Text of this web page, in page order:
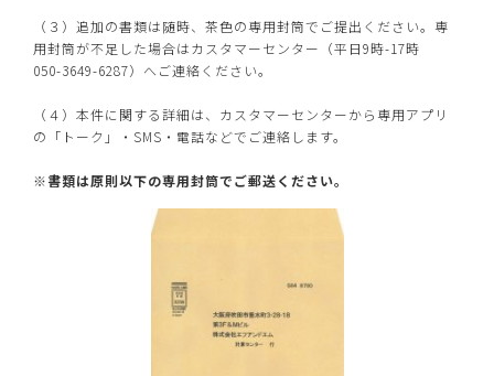
（３）追加の書類は随時、茶色の専用封筒でご提出ください。専
用封筒が不足した場合はカスタマーセンター（平日9時-17時
050-3649-6287）へご連絡ください。
（４）本件に関する詳細は、カスタマーセンターから専用アプリ
の「トーク」・SMS・電話などでご連絡します。
※書類は原則以下の専用封筒でご郵送ください。